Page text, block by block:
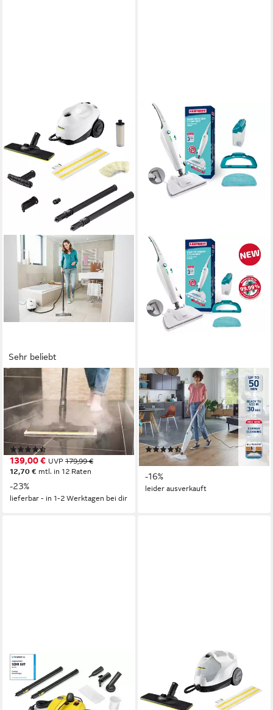
Sehr beliebt
KÄRCHER
Dampfreiniger SC 3
EASYFIX, 1900 W,
Aufheizzeit: 30 s,
Flächenleistung: 75 m², mit
Entkalkungskartusche
(190)
139,00 € UVP 179,99 €
12,70 € mtl. in 12 Raten
-23%
lieferbar - in 1-2 Werktagen bei dir
LEIFHEIT
Dampfreiniger Dampfreiniger
CleanTenso Power, 1300 W, 6
Power-Steam-Düsen, bis zu
50 Minuten Nutzung,
Mikrofaser Wischpad
(83)
97,99 € UVP 115,99 €
-16%
leider ausverkauft